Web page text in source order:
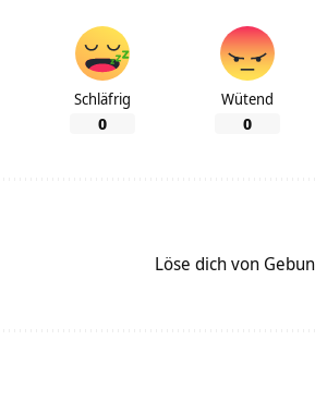
Schläfrig
0
Wütend
0
Löse dich von